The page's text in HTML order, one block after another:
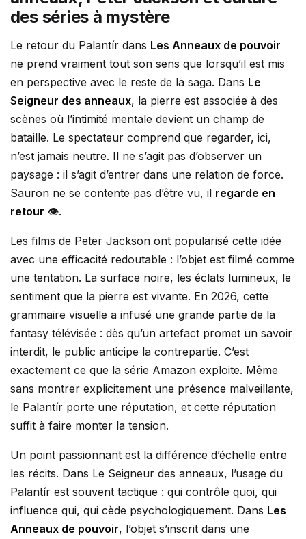
des séries à mystère
Le retour du Palantír dans Les Anneaux de pouvoir
ne prend vraiment tout son sens que lorsqu’il est mis
en perspective avec le reste de la saga. Dans Le
Seigneur des anneaux, la pierre est associée à des
scènes où l’intimité mentale devient un champ de
bataille. Le spectateur comprend que regarder, ici,
n’est jamais neutre. Il ne s’agit pas d’observer un
paysage : il s’agit d’entrer dans une relation de force.
Sauron ne se contente pas d’être vu, il regarde en
retour 👁️.
Les films de Peter Jackson ont popularisé cette idée
avec une efficacité redoutable : l’objet est filmé comme
une tentation. La surface noire, les éclats lumineux, le
sentiment que la pierre est vivante. En 2026, cette
grammaire visuelle a infusé une grande partie de la
fantasy télévisée : dès qu’un artefact promet un savoir
interdit, le public anticipe la contrepartie. C’est
exactement ce que la série Amazon exploite. Même
sans montrer explicitement une présence malveillante,
le Palantír porte une réputation, et cette réputation
suffit à faire monter la tension.
Un point passionnant est la différence d’échelle entre
les récits. Dans Le Seigneur des anneaux, l’usage du
Palantír est souvent tactique : qui contrôle quoi, qui
influence qui, qui cède psychologiquement. Dans Les
Anneaux de pouvoir, l’objet s’inscrit dans une